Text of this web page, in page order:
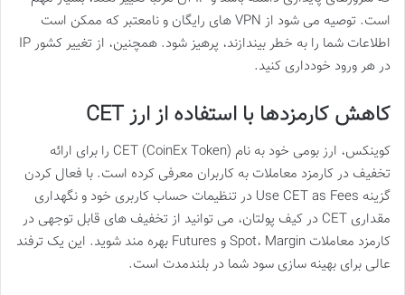
است. توصیه می شود از VPN های رایگان و نامعتبر که ممکن است
اطلاعات شما را به خطر بیندازند، پرهیز شود. همچنین، از تغییر کشور IP
در هر ورود خودداری کنید.
کاهش کارمزدها با استفاده از ارز CET
کوینکس، ارز بومی خود به نام CET (CoinEx Token) را برای ارائه
تخفیف در کارمزد معاملات به کاربران معرفی کرده است. با فعال کردن
گزینه Use CET as Fees در تنظیمات حساب کاربری خود و نگهداری
مقداری CET در کیف پولتان، می توانید از تخفیف های قابل توجهی در
کارمزد معاملات Spot، Margin و Futures بهره مند شوید. این یک ترفند
عالی برای بهینه سازی سود شما در بلندمدت است.